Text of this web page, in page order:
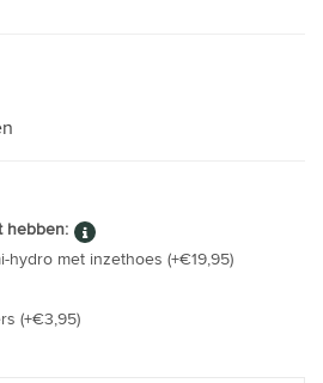
hebben:
hydro met inzethoes (+€19,95)
(+€3,95)